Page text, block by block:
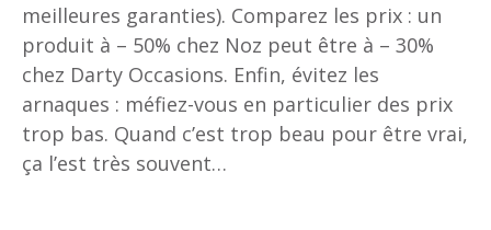
meilleures garanties). Comparez les prix : un
produit à – 50% chez Noz peut être à – 30%
chez Darty Occasions. Enfin, évitez les
arnaques : méfiez-vous en particulier des prix
trop bas. Quand c’est trop beau pour être vrai,
ça l’est très souvent…